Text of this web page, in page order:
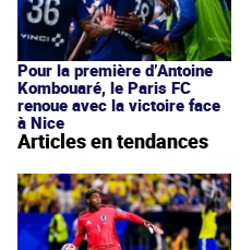
Pour la première d’Antoine
Kombouaré, le Paris FC
renoue avec la victoire face
à Nice
Articles en tendances